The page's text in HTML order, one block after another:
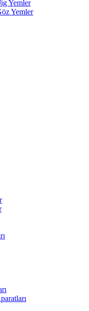
Yemler
Yemler